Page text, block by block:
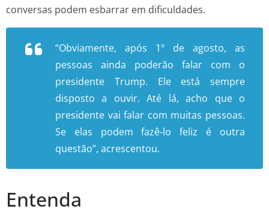
conversas podem esbarrar em dificuldades.
“Obviamente, após 1º de agosto, as
pessoas ainda poderão falar com o
presidente Trump. Ele está sempre
disposto a ouvir. Até lá, acho que o
presidente vai falar com muitas pessoas.
Se elas podem fazê-lo feliz é outra
questão”, acrescentou.
Entenda